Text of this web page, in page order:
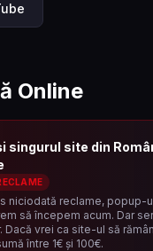
Online
singurul site din
niciodată reclame, popup-
să începem acum. Dar
Dacă vrei ca site-ul să
între 1€ și 100€.